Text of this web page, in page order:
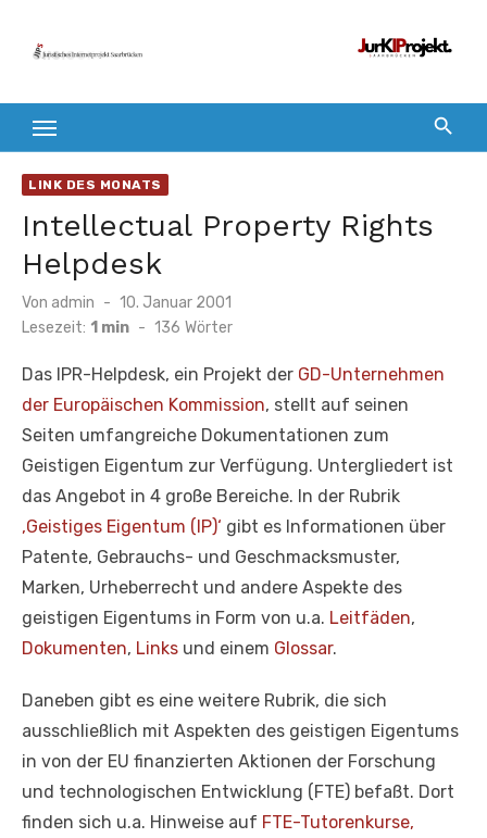
Inhalt
LINK DES MONATS
Intellectual Property Rights
Helpdesk
Von admin
Veröffentlicht
am
10. Januar 2001
Lesezeit: 1 min - 136 Wörter
Das IPR-Helpdesk, ein Projekt der GD-Unternehmen
der Europäischen Kommission, stellt auf seinen
Seiten umfangreiche Dokumentationen zum
Geistigen Eigentum zur Verfügung. Untergliedert ist
das Angebot in 4 große Bereiche. In der Rubrik
‚Geistiges Eigentum (IP)‘ gibt es Informationen über
Patente, Gebrauchs- und Geschmacksmuster,
Marken, Urheberrecht und andere Aspekte des
geistigen Eigentums in Form von u.a. Leitfäden,
Dokumenten, Links und einem Glossar.
Daneben gibt es eine weitere Rubrik, die sich
ausschließlich mit Aspekten des geistigen Eigentums
in von der EU finanzierten Aktionen der Forschung
und technologischen Entwicklung (FTE) befaßt. Dort
finden sich u.a. Hinweise auf FTE-Tutorenkurse,